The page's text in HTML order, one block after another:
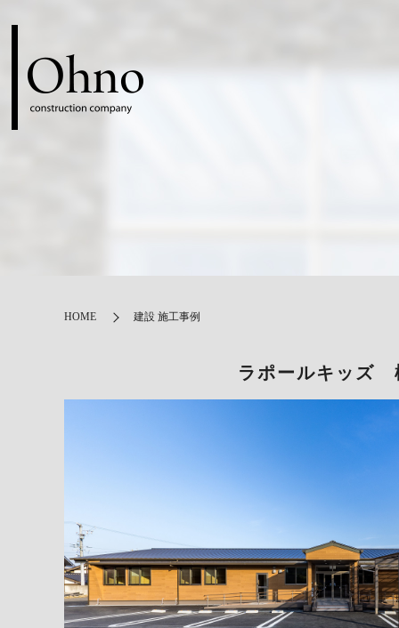
HOME 建設 施工事例
ラポールキッズ